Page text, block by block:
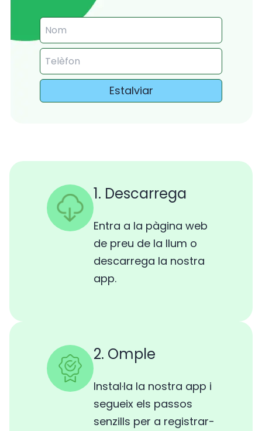
Estalviar
1. Descarrega
Entra a la pàgina web
de preu de la llum o
descarrega la nostra
app.
2. Omple
Instal·la la nostra app i
segueix els passos
senzills per a registrar-